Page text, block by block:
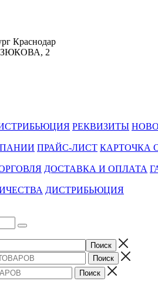
Краснодар
2
РЕКВИЗИТЫ
ПРАЙС-ЛИСТ КАРТОЧКА
ДОСТАВКА И ОПЛАТА
ДИСТРИБЬЮЦИЯ